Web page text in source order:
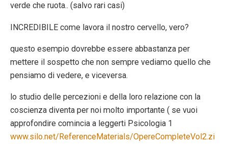
verde che ruota.. (salvo rari casi)
INCREDIBILE come lavora il nostro cervello, vero?
questo esempio dovrebbe essere abbastanza per
mettere il sospetto che non sempre vediamo quello che
pensiamo di vedere, e viceversa.
lo studio delle percezioni e della loro relazione con la
coscienza diventa per noi molto importante ( se vuoi
approfondire comincia a leggerti Psicologia 1
www.silo.net/ReferenceMaterials/OpereCompleteVol2.zi